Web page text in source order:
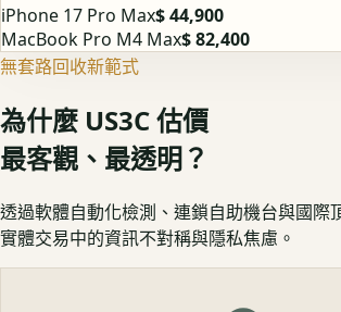
iPhone 17 Pro Max$ 44,900
MacBook Pro M4 Max$ 82,400
無套路回收新範式
為什麼 US3C 估價
最客觀、最透明？
透過軟體自動化檢測、連鎖自助機台與國際
實體交易中的資訊不對稱與隱私焦慮。